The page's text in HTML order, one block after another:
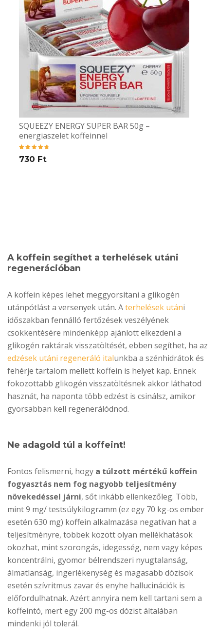
SQUEEZY ENERGY SUPER BAR 50g –
energiaszelet koffeinnel
730 Ft
A koffein segíthet a terhelések utáni
regenerációban
A koffein képes lehet meggyorsítani a glikogén
utánpótlást a versenyek után. Aterhelések utáni
időszakban fennálló fertőzések veszélyének
csökkentésére mindenképp ajánlott elkezdeni a
glikogén raktárak visszatöltését, ebben segíthet, ha az
edzések utáni regeneráló italunkba a szénhidrátok és
fehérje tartalom mellett koffein is helyet kap. Ennek
fokozottabb glikogén visszatöltésnek akkor láthatod
hasznát, ha naponta több edzést is csinálsz, amikor
gyorsabban kell regenerálódnod.
Ne adagold túl a koffeint!
Fontos felismerni, hogy a túlzott mértékű koffein
fogyasztás nem fog nagyobb teljesítmény
növekedéssel járni, sőt inkább ellenkezőleg. Több,
mint 9 mg/ testsúlykilogramm (ez egy 70 kg-os ember
esetén 630 mg) koffein alkalmazása negatívan hat a
teljesítményre, többek között olyan mellékhatások
okozhat, mint szorongás, idegesség, nem vagy képes
koncentrálni, gyomor bélrendszeri nyugtalanság,
álmatlanság, ingerlékenység és magasabb dózisok
esetén szívritmus zavar és enyhe hallucinációk is
előfordulhatnak. Azért annyira nem kell tartani sem a
koffeintó, mert egy 200 mg-os dózist általában
mindenki jól tolerál.